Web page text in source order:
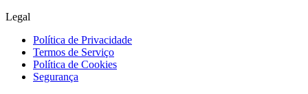
Legal
Política de Privacidade
Termos de Serviço
Política de Cookies
Segurança